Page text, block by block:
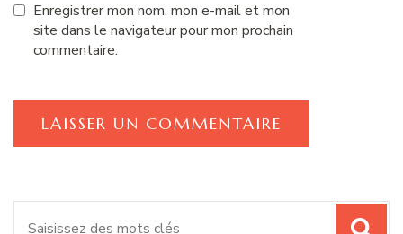
Enregistrer mon nom, mon e-mail et mon
site dans le navigateur pour mon prochain
commentaire.